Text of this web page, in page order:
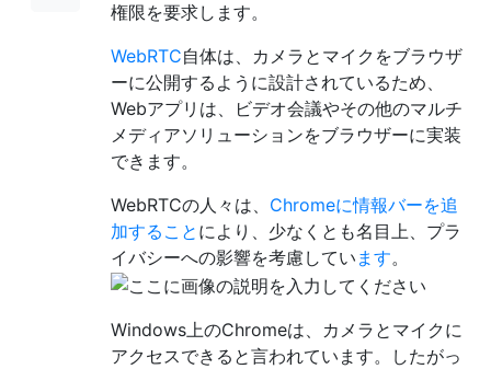
権限を要求します。
WebRTC自体は、カメラとマイクをブラウザ
ーに公開するように設計されているため、
Webアプリは、ビデオ会議やその他のマルチ
メディアソリューションをブラウザーに実装
できます。
WebRTCの人々は、 Chromeに情報バーを追
加すること により、少なくとも名目上、プラ
イバシーへの影響を考慮してい ます。
Windows上のChromeは、カメラとマイクに
アクセスできると言われています。したがっ